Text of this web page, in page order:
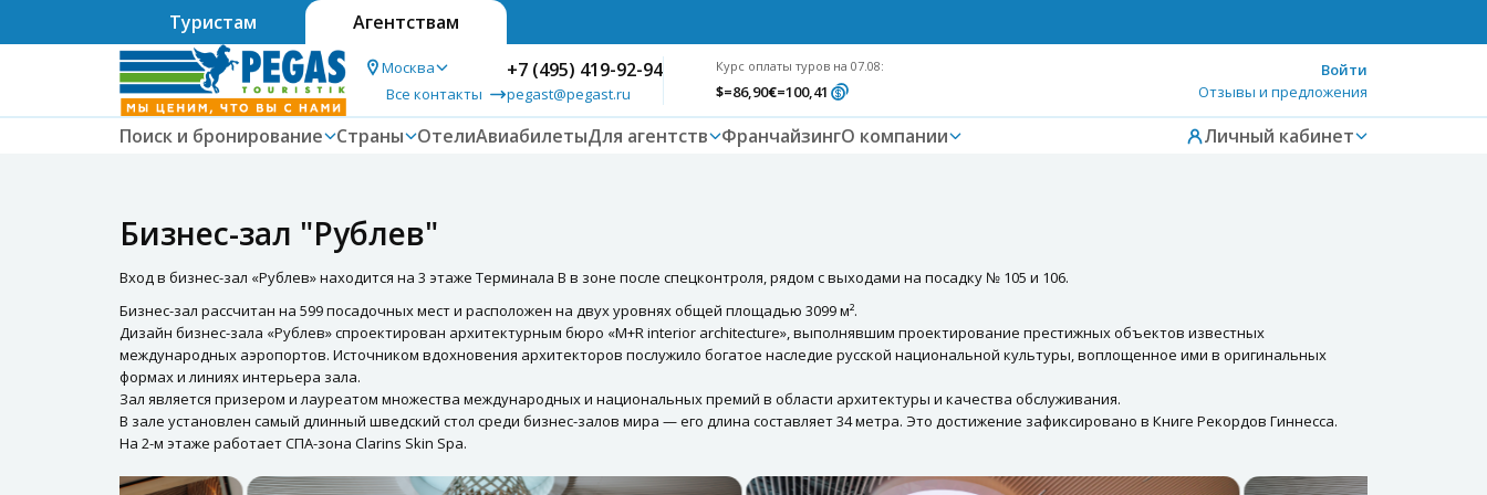
Туристам Агентствам
Москва
Все контакты
+7 (495) 419-92-94
pegast@pegast.ru
Курс оплаты туров на 07.08:
$=86,90€=100,41
Войти
Отзывы и предложения
Поиск и бронирование Страны ОтелиАвиабилетыДля агентств ФранчайзингО компании Личный кабинет
Бизнес-зал "Рублев"
Вход в бизнес-зал «Рублев» находится на 3 этаже Терминала В в зоне после спецконтроля, рядом с выходами на посадку № 105 и 106.
Бизнес-зал рассчитан на 599 посадочных мест и расположен на двух уровнях общей площадью 3099 м².
Дизайн бизнес-зала «Рублев» спроектирован архитектурным бюро «M+R interior architecture», выполнявшим проектирование престижных объектов известных
международных аэропортов. Источником вдохновения архитекторов послужило богатое наследие русской национальной культуры, воплощенное ими в оригинальных
формах и линиях интерьера зала.
Зал является призером и лауреатом множества международных и национальных премий в области архитектуры и качества обслуживания.
В зале установлен самый длинный шведский стол среди бизнес-залов мира — его длина составляет 34 метра. Это достижение зафиксировано в Книге Рекордов Гиннесса.
На 2-м этаже работает СПА-зона Clarins Skin Spa.